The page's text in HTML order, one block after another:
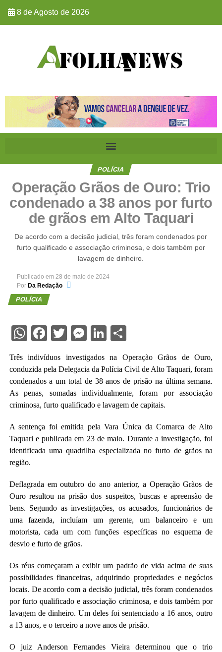
8 de Agosto de 2026
POLÍCIA
Operação Grãos de Ouro: Trio
condenado a 38 anos por furto
de grãos em Alto Taquari
De acordo com a decisão judicial, três foram condenados por
furto qualificado e associação criminosa, e dois também por
lavagem de dinheiro.
Publicado em 28 de maio de 2024
Por Da Redação
POLÍCIA
WhatsApp
Facebook
Twitter
Messenger
LinkedIn
Share
Três indivíduos investigados na Operação Grãos de Ouro,
conduzida pela Delegacia da Polícia Civil de Alto Taquari, foram
condenados a um total de 38 anos de prisão na última semana.
As penas, somadas individualmente, foram por associação
criminosa, furto qualificado e lavagem de capitais.
A sentença foi emitida pela Vara Única da Comarca de Alto
Taquari e publicada em 23 de maio. Durante a investigação, foi
identificada uma quadrilha especializada no furto de grãos na
região.
Deflagrada em outubro do ano anterior, a Operação Grãos de
Ouro resultou na prisão dos suspeitos, buscas e apreensão de
bens. Segundo as investigações, os acusados, funcionários de
uma fazenda, incluíam um gerente, um balanceiro e um
motorista, cada um com funções específicas no esquema de
desvio e furto de grãos.
Os réus começaram a exibir um padrão de vida acima de suas
possibilidades financeiras, adquirindo propriedades e negócios
locais. De acordo com a decisão judicial, três foram condenados
por furto qualificado e associação criminosa, e dois também por
lavagem de dinheiro. Um deles foi sentenciado a 16 anos, outro
a 13 anos, e o terceiro a nove anos de prisão.
O juiz Anderson Fernandes Vieira determinou que o trio